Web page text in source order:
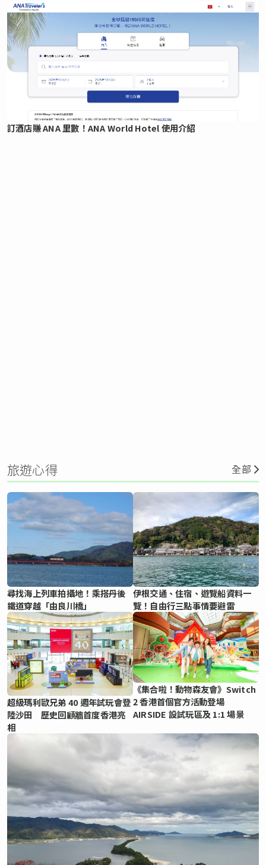
訂酒店賺 ANA 里數！ANA World Hotel 使用介紹
旅遊心得 全部
尋找海上列車拍攝地！乘搭丹後
鐵道穿越「由良川橋」
伊根交通、住宿、遊覽船資料一
覽！自由行三點事情要避雷
超級瑪利歐兄弟 40 週年試玩會登
陸沙田 歷史回顧牆首度香港亮
相
《集合啦！動物森友會》Switch
2 香港首個官方活動登場
AIRSIDE 設試玩區及 1:1 場景